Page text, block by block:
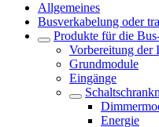
Allgemeines
Busverkabelung oder
Produkte für die
Vorbereitung der
Grundmodule
Eingänge
Energie